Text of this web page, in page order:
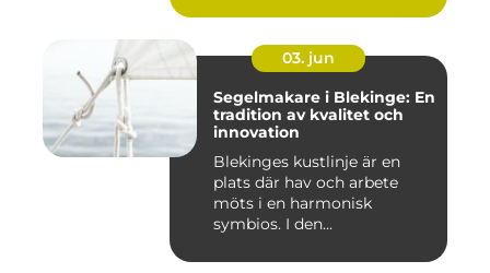
03. jun
Segelmakare i Blekinge: En
tradition av kvalitet och
innovation
Blekinges kustlinje är en
plats där hav och arbete
möts i en harmonisk
symbios. I den...